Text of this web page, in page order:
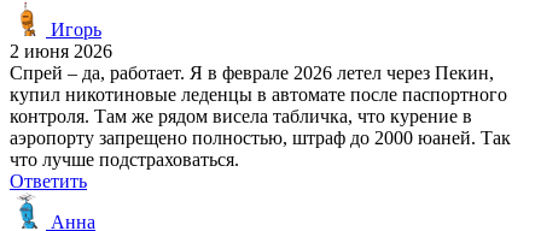
Игорь
2 июня 2026
Спрей – да, работает. Я в феврале 2026 летел через Пекин,
купил никотиновые леденцы в автомате после паспортного
контроля. Там же рядом висела табличка, что курение в
аэропорту запрещено полностью, штраф до 2000 юаней. Так
что лучше подстраховаться.
Ответить
Анна